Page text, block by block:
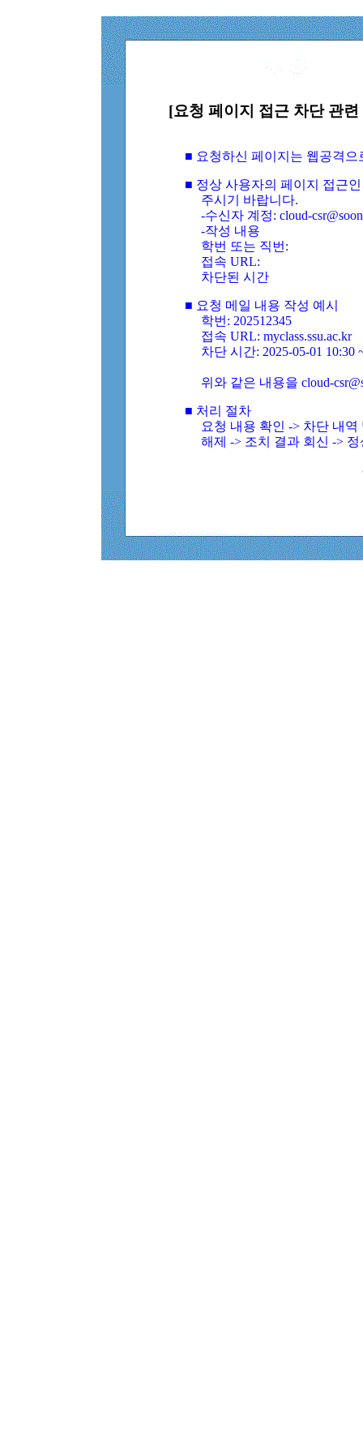
[요청 페이지 접근 차단 관
■ 요청하신 페이지는 웹공격
■ 정상 사용자의 페이지 접근
주시기 바랍니다.
-수신자 계정: cloud-
-작성 내용
학번 또는 직번:
접속 URL:
차단된 시간
■ 요청 메일 내용 작성 예시
학번: 202512345
접속 URL: myclass.ssu.ac.kr
차단 시간: 2025-05-01 10:30
위와 같은 내용을 cloud-
■ 처리 절차
요청 내용 확인 -> 차단 내
해제 -> 조치 결과 회신 ->